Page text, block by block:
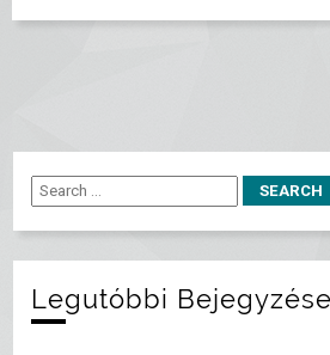
Legutóbbi